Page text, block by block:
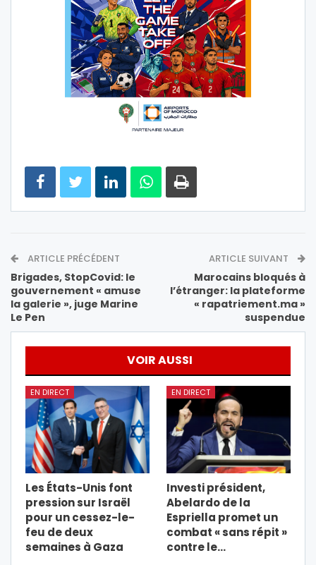
ARTICLE PRÉCÉDENT
Brigades, StopCovid: le
gouvernement « amuse
la galerie », juge Marine
Le Pen
ARTICLE SUIVANT
Marocains bloqués à
l’étranger: la plateforme
« rapatriement.ma »
suspendue
VOIR AUSSI
EN DIRECT
Les États-Unis font
pression sur Israël
pour un cessez-le-
feu de deux
semaines à Gaza
EN DIRECT
Investi président,
Abelardo de la
Espriella promet un
combat « sans répit »
contre le…